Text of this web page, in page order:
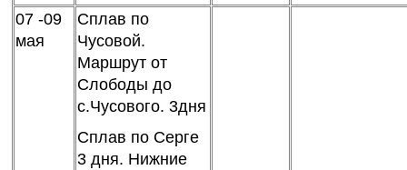
07 -09
мая
Сплав по
Чусовой.
Маршрут от
Слободы до
с.Чусового. 3дня
Сплав по Серге
3 дня. Нижние